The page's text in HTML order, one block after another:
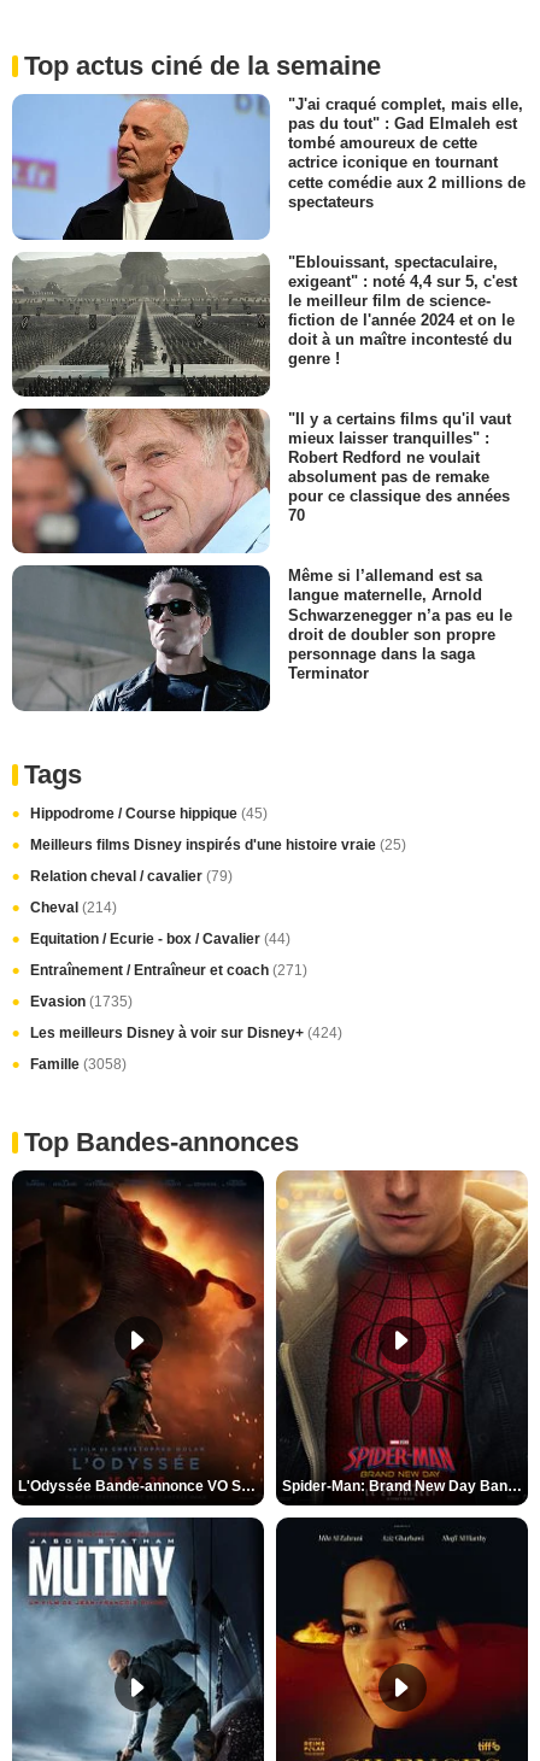
Top actus ciné de la semaine
"J'ai craqué complet, mais elle,
pas du tout" : Gad Elmaleh est
tombé amoureux de cette
actrice iconique en tournant
cette comédie aux 2 millions de
spectateurs
"Eblouissant, spectaculaire,
exigeant" : noté 4,4 sur 5, c'est
le meilleur film de science-
fiction de l'année 2024 et on le
doit à un maître incontesté du
genre !
"Il y a certains films qu'il vaut
mieux laisser tranquilles" :
Robert Redford ne voulait
absolument pas de remake
pour ce classique des années
70
Même si l’allemand est sa
langue maternelle, Arnold
Schwarzenegger n’a pas eu le
droit de doubler son propre
personnage dans la saga
Terminator
Tags
Hippodrome / Course hippique (45)
Meilleurs films Disney inspirés d'une histoire vraie (25)
Relation cheval / cavalier (79)
Cheval (214)
Equitation / Ecurie - box / Cavalier (44)
Entraînement / Entraîneur et coach (271)
Evasion (1735)
Les meilleurs Disney à voir sur Disney+ (424)
Famille (3058)
Top Bandes-annonces
L'Odyssée Bande-annonce VO STFR Spider-Man: Brand New Day Bande-annonce VO STFR